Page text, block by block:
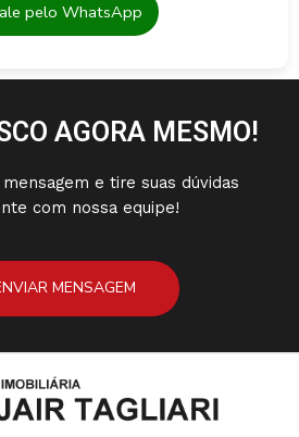
pelo WhatsApp
AGORA MESMO!
e tire suas dúvidas
com nossa equipe!
MENSAGEM